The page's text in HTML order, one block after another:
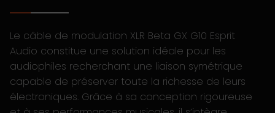
Le câble de modulation XLR Beta GX G10 Esprit
Audio constitue une solution idéale pour les
audiophiles recherchant une liaison symétrique
capable de préserver toute la richesse de leurs
électroniques. Grâce à sa conception rigoureuse